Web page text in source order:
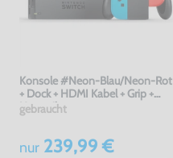
Konsole #Neon-Blau/Neon-Rot
+ Dock + HDMI Kabel + Grip +
Netzteil
gebraucht
nur239,99 €